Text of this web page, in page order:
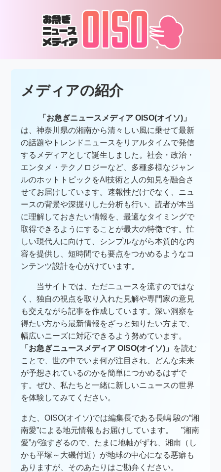
メディアの紹介
「お急ぎニュースメディア OISO(オイソ)」
は、神奈川県の湘南から清々しい風に乗せて最新
の話題やトレンドニュースをリアルタイムで発信
するメディアとして誕生しました。社会・政治・
エンタメ・テクノロジーなど、多種多様なジャン
ルのホットトピックをAI技術と人の知見を融合さ
せてお届けしています。速報性だけでなく、ニュ
ースの背景や深掘りした分析も行い、読者が本当
に理解しておきたい情報を、最適なタイミングで
取得できるようにすることが最大の特徴です。忙
しい現代人に向けて、シンプルながら本質的な内
容を提供し、短時間でも要点をつかめるようなコ
ンテンツ設計を心がけています。
当サイトでは、ただニュースを流すのではな
く、独自の視点を取り入れた見解や専門家の意見
も交えながら記事を作成しています。深い洞察を
得たい方から最新情報をざっと知りたい方まで、
幅広いニーズに対応できるよう努めています。
「お急ぎニュースメディア OISO(オイソ)」 を読む
ことで、世の中でいま何が注目され、どんな未来
が予想されているのかを簡単につかめるはずで
す。ぜひ、私たちと一緒に新しいニュースの世界
を体験してみてください。
また、OISO(オイソ)では編集長である長嶋 駿の”湘
南愛”による地元情報もお届けしています。 ”湘南
愛”が強すぎるので、たまに地軸がずれ、湘南（し
かも平塚～大磯付近）が地球の中心になる悪癖も
ありますが、そのあたりはご勘弁ください。